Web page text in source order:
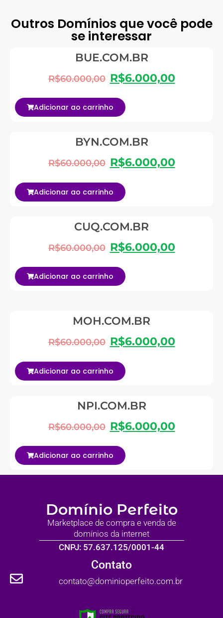
Outros Domínios que você pode
se interessar
BUE.COM.BR
R$60.000,00 R$6.000,00
Adicionar ao carrinho
BYN.COM.BR
R$60.000,00 R$6.000,00
Adicionar ao carrinho
CUQ.COM.BR
R$60.000,00 R$6.000,00
Adicionar ao carrinho
MOH.COM.BR
R$60.000,00 R$6.000,00
Adicionar ao carrinho
NPI.COM.BR
R$60.000,00 R$6.000,00
Adicionar ao carrinho
Domínio Perfeito
Marketplace de compra e venda de
domínios da internet
CNPJ: 57.637.125/0001-44
Contato
contato@dominioperfeito.com.br